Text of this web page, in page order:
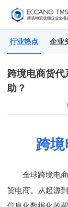
行业热点 企业
跨境电商货
助？
跨
全球跨境电
贸电商。从起源